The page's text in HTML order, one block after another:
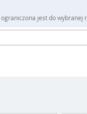
jest do wybranej